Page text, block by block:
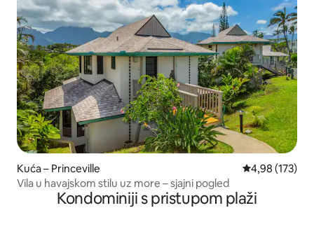
Kuća – Princeville Prosječna
4,98 (173)
Vila u havajskom stilu uz more – sjajni pogled
Kondominiji s pristupom plaži